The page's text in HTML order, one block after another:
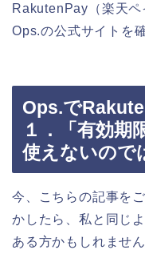
RakutenPay（楽天
Ops.の公式サイトを
Ops.で
１．「有効期
使えないので
今、こちらの記事を
かしたら、私と同じ
ある方かもしれませ